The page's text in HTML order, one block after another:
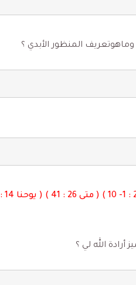
المنظور الأبدي ؟
الله لي ؟